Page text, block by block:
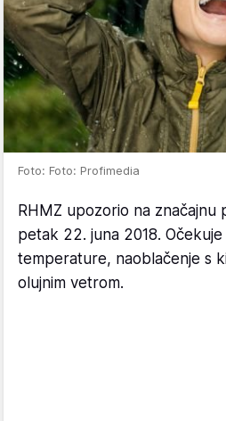
Foto: Foto: Profimedia
RHMZ upozorio na značajnu
petak 22. juna 2018.
temperature, naoblačenje s
olujnim vetrom.